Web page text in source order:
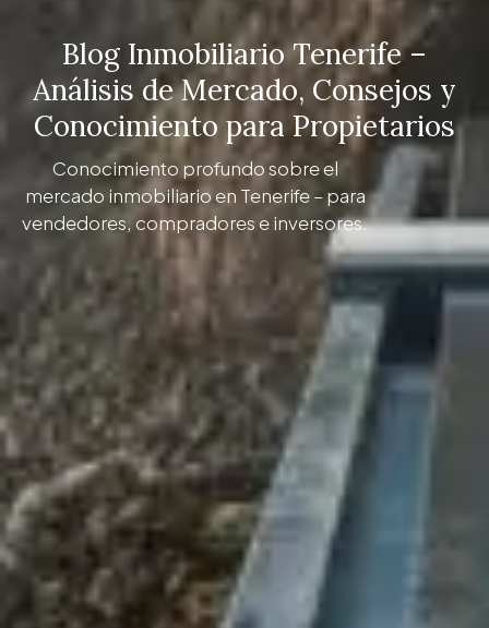
Blog Inmobiliario Tenerife –
Análisis de Mercado, Consejos y
Conocimiento para Propietarios
Conocimiento profundo sobre el
mercado inmobiliario en Tenerife – para
vendedores, compradores e inversores.